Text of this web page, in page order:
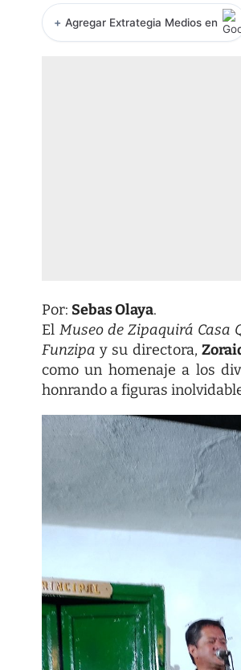
+ Agregar Extrategia Medios en
Por: Sebas Olaya.
ElMuseo de Zipaquirá Casa
Funzipa y su directora,
como un homenaje a los
honrando a figuras